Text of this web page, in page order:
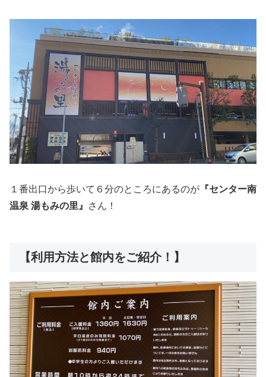
１番出口から歩いて６分のところにあるのが 『センター南
温泉 湯もみの里 』 さん！
【利用方法と館内をご紹介！】